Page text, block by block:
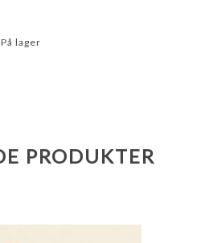
På lager
PRODUKTER